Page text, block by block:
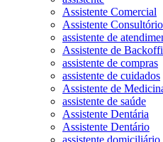
Assistente Comercial
Assistente Consultório
assistente de
Assistente de
assistente de compras
assistente de cuidados
Assistente de
assistente de saúde
Assistente Dentária
Assistente Dentário
assistente domiciliário